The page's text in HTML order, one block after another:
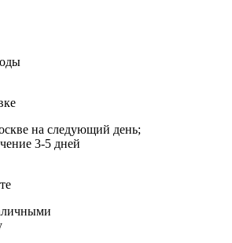
на следующий день;
3-5 дней